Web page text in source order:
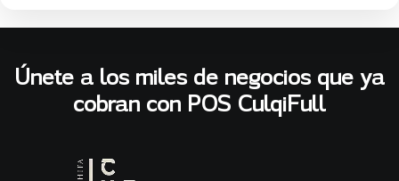
Únete a los miles de negocios que ya
cobran con POS CulqiFull